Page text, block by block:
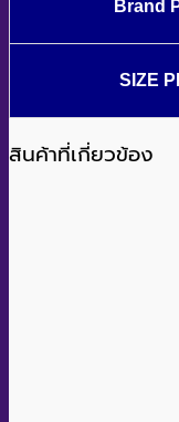
Brand
SIZE
สินค้าที่เกี่ยวข้อง